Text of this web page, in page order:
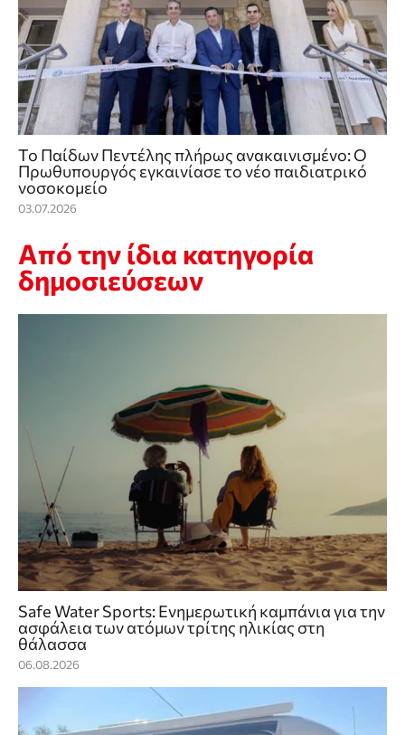
Το Παίδων Πεντέλης πλήρως ανακαινισμένο: Ο
Πρωθυπουργός εγκαινίασε το νέο παιδιατρικό
νοσοκομείο
03.07.2026
Από την ίδια κατηγορία
δημοσιεύσεων
Safe Water Sports: Eνημερωτική καμπάνια για την
ασφάλεια των ατόμων τρίτης ηλικίας στη
θάλασσα
06.08.2026